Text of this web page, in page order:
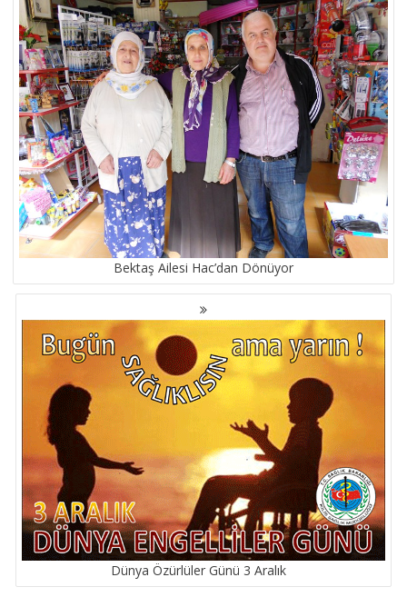
Bektaş Ailesi Hac’dan Dönüyor
Dünya Özürlüler Günü 3 Aralık